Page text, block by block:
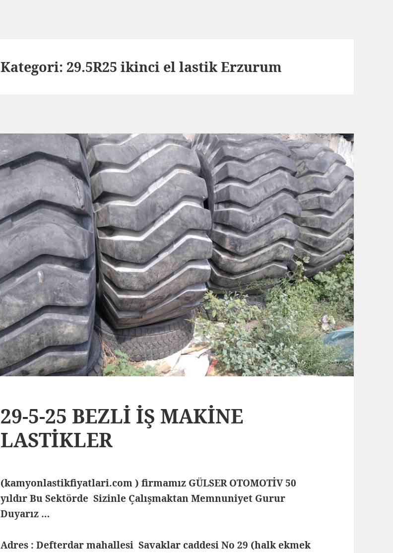
Kategori: 29.5R25 ikinci el lastik Erzurum
29-5-25 BEZLİ İŞ MAKİNE
LASTİKLER
(kamyonlastikfiyatlari.com ) firmamız GÜLSER OTOMOTİV 50
yıldır Bu Sektörde Sizinle Çalışmaktan Memnuniyet Gurur
Duyarız …
Adres : Defterdar mahallesi Savaklar caddesi No 29 (halk ekmek